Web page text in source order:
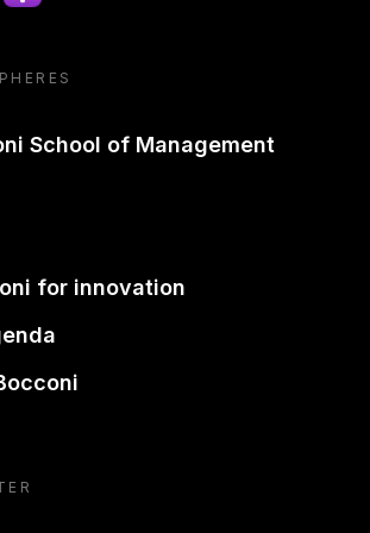
School of Management
for innovation